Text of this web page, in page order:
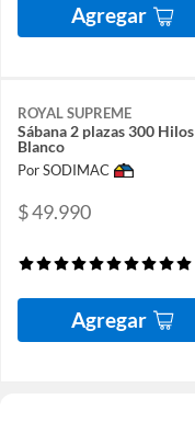
Agregar
ROYAL SUPREME
Sábana 2 plazas 300 Hilos
Blanco
Por SODIMAC
$ 49.990
Agregar